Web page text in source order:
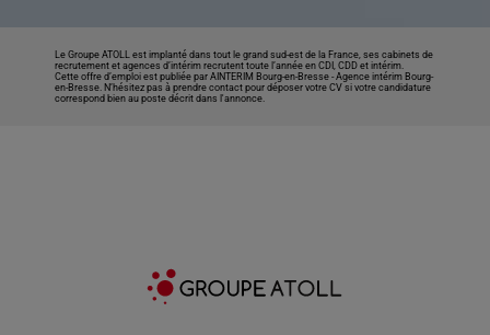
Le Groupe ATOLL est implanté dans tout le grand sud-est de la France, ses cabinets de
recrutement et agences d’intérim recrutent toute l’année en CDI, CDD et intérim.
Cette offre d’emploi est publiée par AINTERIM Bourg-en-Bresse -Agence intérim Bourg-
en-Bresse. N’hésitez pas à prendre contact pour déposer votre CV si votre candidature
correspond bien au poste décrit dans l'annonce.